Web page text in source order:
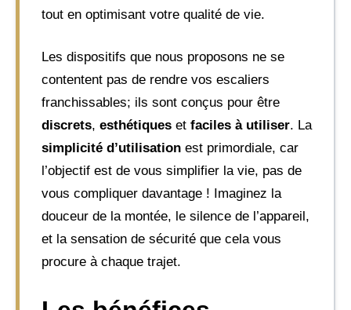
tout en optimisant votre qualité de vie.
Les dispositifs que nous proposons ne se
contentent pas de rendre vos escaliers
franchissables; ils sont conçus pour être
discrets, esthétiques et faciles à utiliser. La
simplicité d’utilisation est primordiale, car
l’objectif est de vous simplifier la vie, pas de
vous compliquer davantage ! Imaginez la
douceur de la montée, le silence de l’appareil,
et la sensation de sécurité que cela vous
procure à chaque trajet.